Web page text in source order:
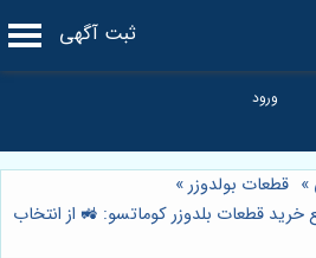
ثبت آگهی
» قطعات بولدوزر»
خرید قطعات بلدوزر کوماتسو: 🚜 از انتخاب